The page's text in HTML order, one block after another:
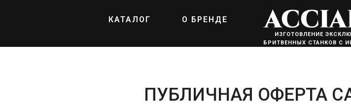
КАТАЛОГ О БРЕНДЕ
ИЗГОТОВЛЕНИЕ
БРИТВЕННЫХ СТАНКОВ С
ПУБЛИЧНАЯ ОФЕРТА